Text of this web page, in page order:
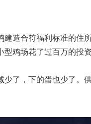
造合符福利标准的住
鸡场花了过百万的投资
了，下的蛋也少了。